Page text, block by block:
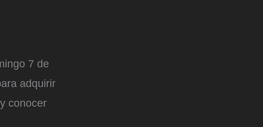
7 de
adquirir
conocer